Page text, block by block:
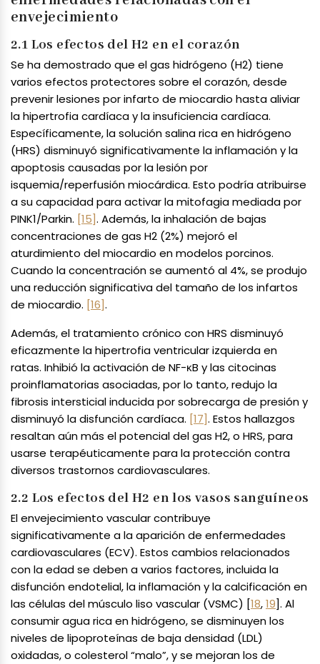
envejecimiento
2.1 Los efectos del H2 en el corazón
Se ha demostrado que el gas hidrógeno (H2) tiene
varios efectos protectores sobre el corazón, desde
prevenir lesiones por infarto de miocardio hasta aliviar
la hipertrofia cardíaca y la insuficiencia cardíaca.
Específicamente, la solución salina rica en hidrógeno
(HRS) disminuyó significativamente la inflamación y la
apoptosis causadas por la lesión por
isquemia/reperfusión miocárdica. Esto podría atribuirse
a su capacidad para activar la mitofagia mediada por
PINK1/Parkin. [15]. Además, la inhalación de bajas
concentraciones de gas H2 (2%) mejoró el
aturdimiento del miocardio en modelos porcinos.
Cuando la concentración se aumentó al 4%, se produjo
una reducción significativa del tamaño de los infartos
de miocardio. [16].
Además, el tratamiento crónico con HRS disminuyó
eficazmente la hipertrofia ventricular izquierda en
ratas. Inhibió la activación de NF-κB y las citocinas
proinflamatorias asociadas, por lo tanto, redujo la
fibrosis intersticial inducida por sobrecarga de presión y
disminuyó la disfunción cardíaca. [17]. Estos hallazgos
resaltan aún más el potencial del gas H2, o HRS, para
usarse terapéuticamente para la protección contra
diversos trastornos cardiovasculares.
2.2 Los efectos del H2 en los vasos sanguíneos
El envejecimiento vascular contribuye
significativamente a la aparición de enfermedades
cardiovasculares (ECV). Estos cambios relacionados
con la edad se deben a varios factores, incluida la
disfunción endotelial, la inflamación y la calcificación en
las células del músculo liso vascular (VSMC) [18,19]. Al
consumir agua rica en hidrógeno, se disminuyen los
niveles de lipoproteínas de baja densidad (LDL)
oxidadas, o colesterol “malo”, y se mejoran los de